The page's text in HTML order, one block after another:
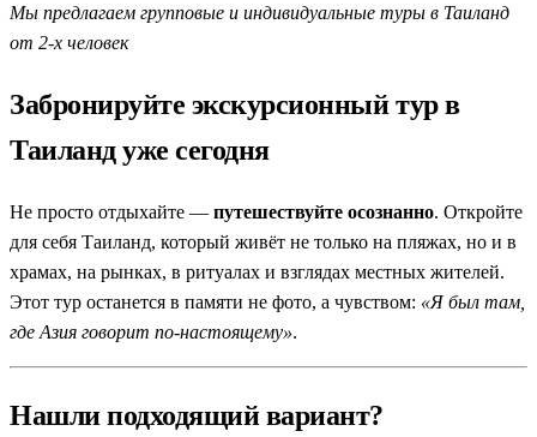
Мы предлагаем групповые и индивидуальные туры в Таиланд
от 2-х человек
Забронируйте экскурсионный тур в
Таиланд уже сегодня
Не просто отдыхайте — путешествуйте осознанно. Откройте
для себя Таиланд, который живёт не только на пляжах, но и в
храмах, на рынках, в ритуалах и взглядах местных жителей.
Этот тур останется в памяти не фото, а чувством: «Я был там,
где Азия говорит по-настоящему».
Нашли подходящий вариант?